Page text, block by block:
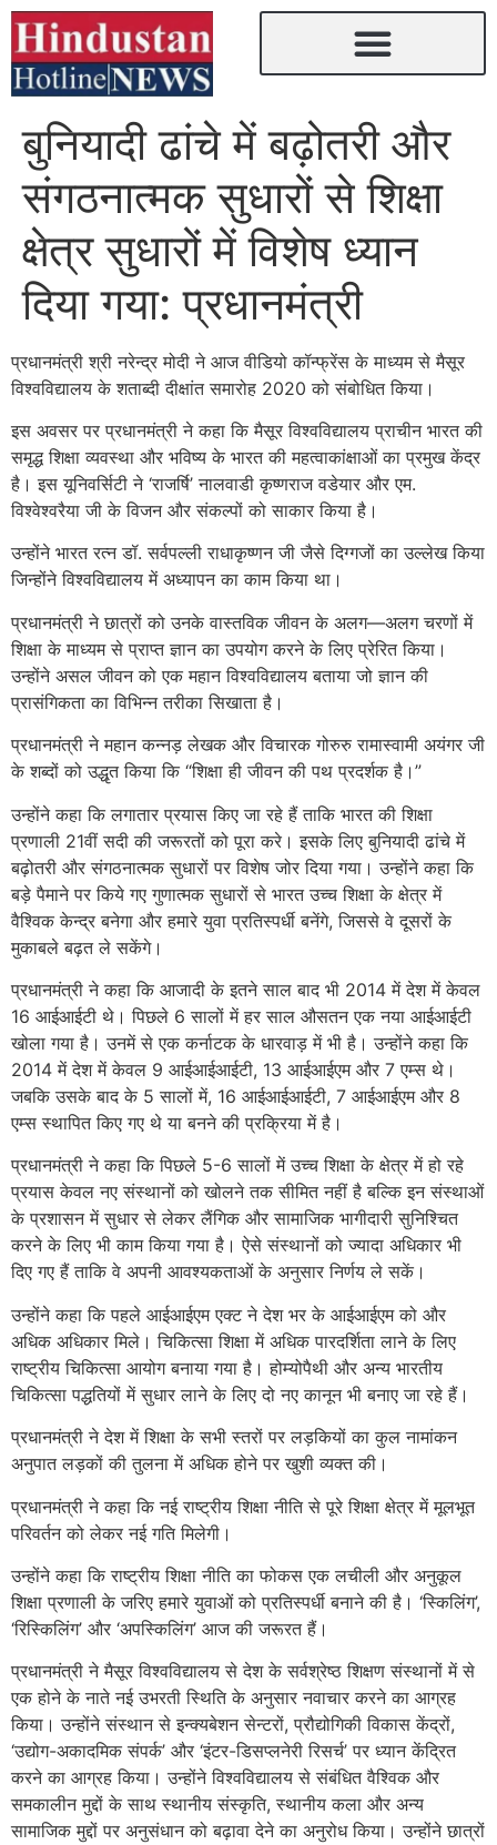
बुनियादी ढांचे में बढ़ोतरी और
संगठनात्‍मक सुधारों से शिक्षा
क्षेत्र सुधारों में विशेष ध्यान
दिया गया: प्रधानमंत्री
प्रधानमंत्री श्री नरेन्द्र मोदी ने आज वीडियो कॉन्फ्रेंस के माध्यम से मैसूर
विश्वविद्यालय के शताब्दी दीक्षांत समारोह 2020 को संबोधित किया।
इस अवसर पर प्रधानमंत्री ने कहा कि मैसूर विश्वविद्यालय प्राचीन भारत की
समृद्ध शिक्षा व्यवस्था और भविष्य के भारत की महत्वाकांक्षाओं का प्रमुख केंद्र
है। इस यूनिवर्सिटी ने ‘राजर्षि’ नालवाडी कृष्णराज वडेयार और एम.
विश्वेश्वरैया जी के विजन और संकल्पों को साकार किया है।
उन्होंने भारत रत्न डॉ. सर्वपल्ली राधाकृष्णन जी जैसे दिग्गजों का उल्लेख किया
जिन्होंने विश्वविद्यालय में अध्यापन का काम किया था।
प्रधानमंत्री ने छात्रों को उनके वास्तविक जीवन के अलग—अलग चरणों में
शिक्षा के माध्यम से प्राप्त ज्ञान का उपयोग करने के लिए प्रेरित किया।
उन्होंने असल जीवन को एक महान विश्वविद्यालय बताया जो ज्ञान की
प्रासंगिकता का विभिन्न तरीका सिखाता है।
प्रधानमंत्री ने महान कन्नड़ लेखक और विचारक गोरुरु रामास्वामी अयंगर जी
के शब्दों को उद्धृत किया कि “शिक्षा ही जीवन की पथ प्रदर्शक है।”
उन्होंने कहा कि लगातार प्रयास किए जा रहे हैं ताकि भारत की शिक्षा
प्रणाली 21वीं सदी की जरूरतों को पूरा करे। इसके लिए बुनियादी ढांचे में
बढ़ोतरी और संगठनात्‍मक सुधारों पर विशेष जोर दिया गया। उन्होंने कहा कि
बड़े पैमाने पर किये गए गुणात्‍मक सुधारों से भारत उच्‍च शिक्षा के क्षेत्र में
वैश्विक केन्‍द्र बनेगा और हमारे युवा प्रतिस्‍पर्धी बनेंगे, जिससे वे दूसरों के
मुकाबले बढ़त ले सकेंगे।
प्रधानमंत्री ने कहा कि आजादी के इतने साल बाद भी 2014 में देश में केवल
16 आईआईटी थे। पिछले 6 सालों में हर साल औसतन एक नया आईआईटी
खोला गया है। उनमें से एक कर्नाटक के धारवाड़ में भी है। उन्होंने कहा कि
2014 में देश में केवल 9 आईआईआईटी, 13 आईआईएम और 7 एम्स थे।
जबकि उसके बाद के 5 सालों में, 16 आईआईआईटी, 7 आईआईएम और 8
एम्स स्थापित किए गए थे या बनने की प्रक्रिया में है।
प्रधानमंत्री ने कहा कि पिछले 5-6 सालों में उच्च शिक्षा के क्षेत्र में हो रहे
प्रयास केवल नए संस्थानों को खोलने तक सीमित नहीं है बल्कि इन संस्थाओं
के प्रशासन में सुधार से लेकर लैंगिक और सामाजिक भागीदारी सुनिश्चित
करने के लिए भी काम किया गया है। ऐसे संस्थानों को ज्यादा अधिकार भी
दिए गए हैं ताकि वे अपनी आवश्यकताओं के अनुसार निर्णय ले सकें।
उन्होंने कहा कि पहले आईआईएम एक्ट ने देश भर के आईआईएम को और
अधिक अधिकार मिले। चिकित्सा शिक्षा में अधिक पारदर्शिता लाने के लिए
राष्ट्रीय चिकित्सा आयोग बनाया गया है। होम्योपैथी और अन्य भारतीय
चिकित्सा पद्धतियों में सुधार लाने के लिए दो नए कानून भी बनाए जा रहे हैं।
प्रधानमंत्री ने देश में शिक्षा के सभी स्तरों पर लड़कियों का कुल नामांकन
अनुपात लड़कों की तुलना में अधिक होने पर खुशी व्यक्त की।
प्रधानमंत्री ने कहा कि नई राष्ट्रीय शिक्षा नीति से पूरे शिक्षा क्षेत्र में मूलभूत
परिवर्तन को लेकर नई गति मिलेगी।
उन्होंने कहा कि राष्ट्रीय शिक्षा नीति का फोकस एक लचीली और अनुकूल
शिक्षा प्रणाली के जरिए हमारे युवाओं को प्रतिस्पर्धी बनाने की है। ‘स्किलिंग’,
‘रिस्किलिंग’ और ‘अपस्किलिंग’ आज की जरूरत हैं।
प्रधानमंत्री ने मैसूर विश्वविद्यालय से देश के सर्वश्रेष्ठ शिक्षण संस्थानों में से
एक होने के नाते नई उभरती स्थिति के अनुसार नवाचार करने का आग्रह
किया। उन्होंने संस्थान से इन्क्यबेशन सेन्टरों, प्रौद्योगिकी विकास केंद्रों,
‘उद्योग-अकादमिक संपर्क’ और ‘इंटर-डिसप्लनेरी रिसर्च’ पर ध्यान केंद्रित
करने का आग्रह किया। उन्होंने विश्वविद्यालय से संबंधित वैश्विक और
समकालीन मुद्दों के साथ स्थानीय संस्कृति, स्थानीय कला और अन्य
सामाजिक मुद्दों पर अनुसंधान को बढ़ावा देने का अनुरोध किया। उन्होंने छात्रों